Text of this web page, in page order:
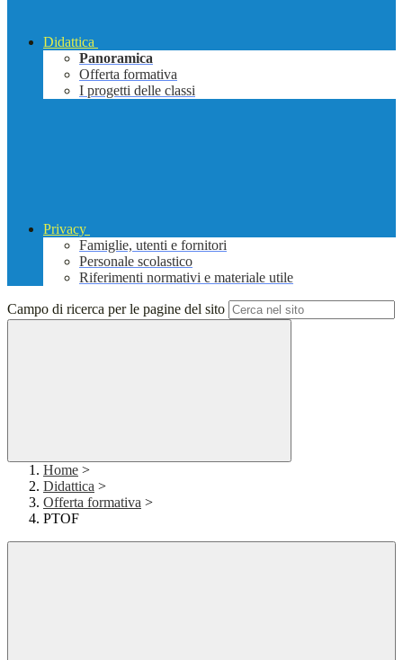
Didattica
Panoramica
Offerta formativa
I progetti delle classi
Privacy
Famiglie, utenti e fornitori
Personale scolastico
Riferimenti normativi e materiale utile
Campo di ricerca per le pagine del sito
Home >
Didattica >
Offerta formativa >
PTOF